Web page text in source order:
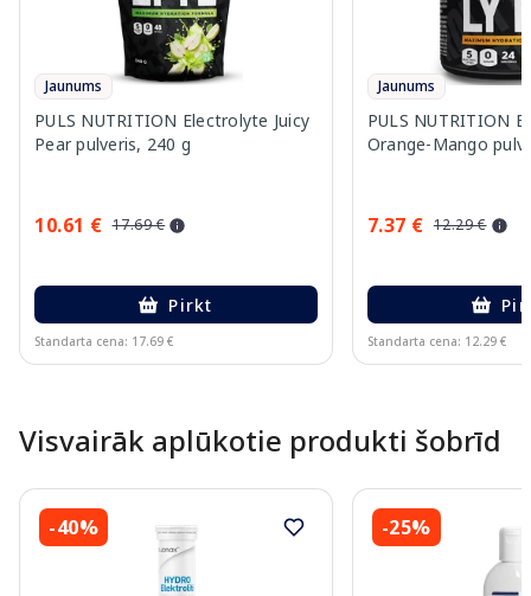
Jaunums
PULS NUTRITION Electrolyte Juicy
Pear pulveris, 240 g
10.61 € 17.69 €
Pirkt
Standarta cena: 17.69 €
Jaunums
PULS NUTRITION
Orange-Mango
7.37 € 12.29 €
Standarta cena: 12.29 €
Visvairāk aplūkotie produkti šobrīd
-40% -25%